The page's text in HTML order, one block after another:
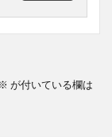
※ が付いている欄は